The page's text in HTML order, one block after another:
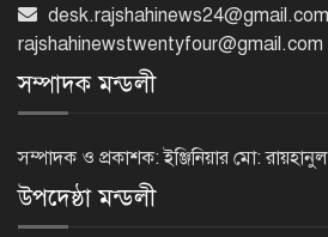
ছাড়া জুলাই
হবে না
মাদক-সন্ত্রাস
থাকার আহ্বান
desk.rajshahinews24@gmail.com
rajshahinewstwentyfour@gmail.com
সম্পাদক মন্ডলী
সম্পাদক ও প্রকাশক: ইঞ্জিনিয়ার মো:
উপদেষ্ঠা মন্ডলী